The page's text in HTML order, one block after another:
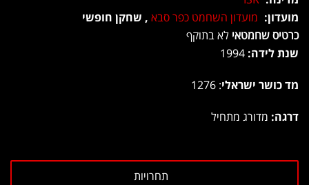
מועדון: מועדון השחמט כפר סבא , שחקן חופשי
כרטיס שחמטאי לא בתוקף
שנת לידה:
מד כושר ישראלי: 1276
דרגה: מדורג מתחיל